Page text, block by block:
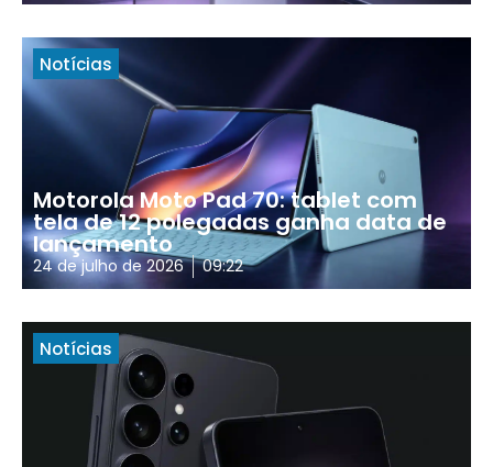
Notícias
Motorola Moto Pad 70: tablet com
tela de 12 polegadas ganha data de
lançamento
24 de julho de 2026 09:22
Notícias